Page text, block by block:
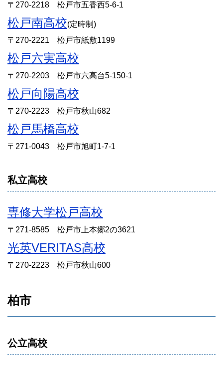
〒270-2218 松戸市五香西5-6-1
松戸南高校(定時制)
〒270-2221 松戸市紙敷1199
松戸六実高校
〒270-2203 松戸市六高台5-150-1
松戸向陽高校
〒270-2223 松戸市秋山682
松戸馬橋高校
〒271-0043 松戸市旭町1-7-1
私立高校
専修大学松戸高校
〒271-8585 松戸市上本郷2の3621
光英VERITAS高校
〒270-2223 松戸市秋山600
柏市
公立高校